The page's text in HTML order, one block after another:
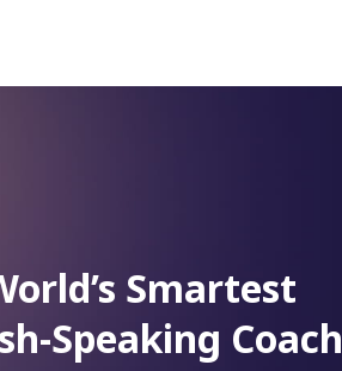
Smartest
Speaking Coach